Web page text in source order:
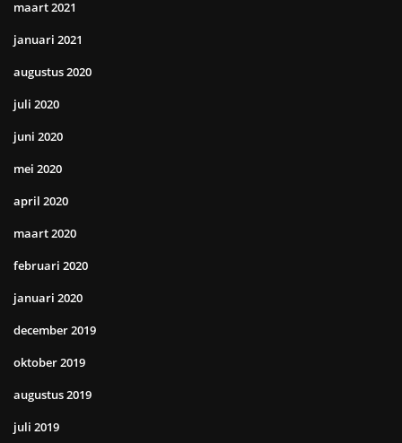
maart 2021
januari 2021
augustus 2020
juli 2020
juni 2020
mei 2020
april 2020
maart 2020
februari 2020
januari 2020
december 2019
oktober 2019
augustus 2019
juli 2019